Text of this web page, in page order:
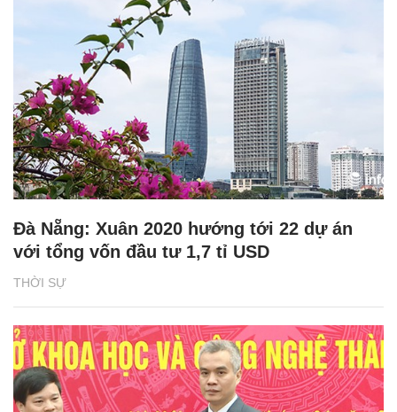
THỜI SỰ
Đà Nẵng: Xuân 2020 hướng tới 22 dự án
với tổng vốn đầu tư 1,7 tỉ USD